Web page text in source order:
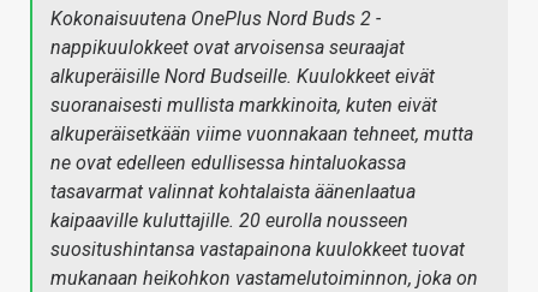
Kokonaisuutena OnePlus Nord Buds 2 -
nappikuulokkeet ovat arvoisensa seuraajat
alkuperäisille Nord Budseille. Kuulokkeet eivät
suoranaisesti mullista markkinoita, kuten eivät
alkuperäisetkään viime vuonnakaan tehneet, mutta
ne ovat edelleen edullisessa hintaluokassa
tasavarmat valinnat kohtalaista äänenlaatua
kaipaaville kuluttajille. 20 eurolla nousseen
suositushintansa vastapainona kuulokkeet tuovat
mukanaan heikohkon vastamelutoiminnon, joka on